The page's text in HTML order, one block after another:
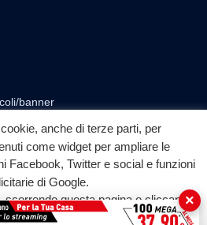
banner
◎ ▶
YouTube
anche di terze parti, per
come widget per ampliare le
Facebook, Twitter e social e funzioni
di Google.
scorrendo questa pagina o cliccando
acconsenti all'uso dei cookie.
×